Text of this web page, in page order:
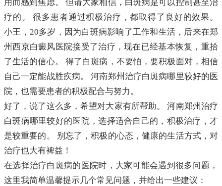
用而感到焦虑。 但请大家相信，白斑病是可以控制甚至治
疗的。 很多患者通过积极治疗，都取得了良好的效果。
小王，20多岁，因为白斑病影响了工作和生活，后来在郑
州西京白癜风医院接受了治疗，现在已经基本恢复，重拾
了生活的信心。 得了白斑病，不要怕，要积极面对，相信
自己一定能战胜疾病。 河南郑州治疗白斑病哪里较好的医
院，也需要患者的积极配合与努力。
好了，说了这么多，希望对大家有所帮助。 河南郑州治疗
白斑病哪里较好的医院，选择适合自己的，积极治疗，才
是较重要的。 别忘了，积极的心态，健康的生活方式，对
治疗也大有裨益！
在选择治疗白斑病的医院时，大家可能会遇到很多问题，
这里我简单温馨提示几个常见问题，并给出一些建议：